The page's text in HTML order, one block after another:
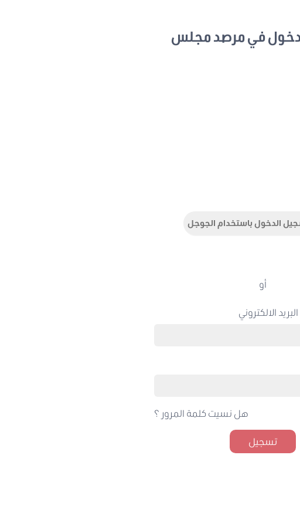
في مرصد مجلس
الدخول باستخدام الجوجل
أو
الالكتروني
هل نسيت كلمة المرور ؟